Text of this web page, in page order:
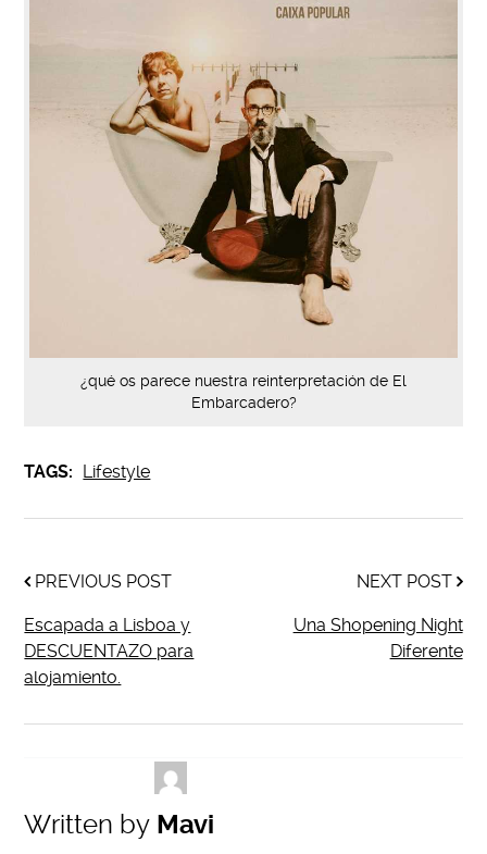
¿qué os parece nuestra reinterpretación de El
Embarcadero?
TAGS: Lifestyle
PREVIOUS POST
Escapada a Lisboa y
DESCUENTAZO para
alojamiento.
NEXT POST
Una Shopening Night
Diferente
Written by Mavi